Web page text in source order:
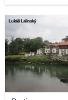
Lukáš Lalinský